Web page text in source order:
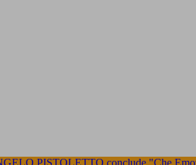
PISTOLETTO conclude "Che